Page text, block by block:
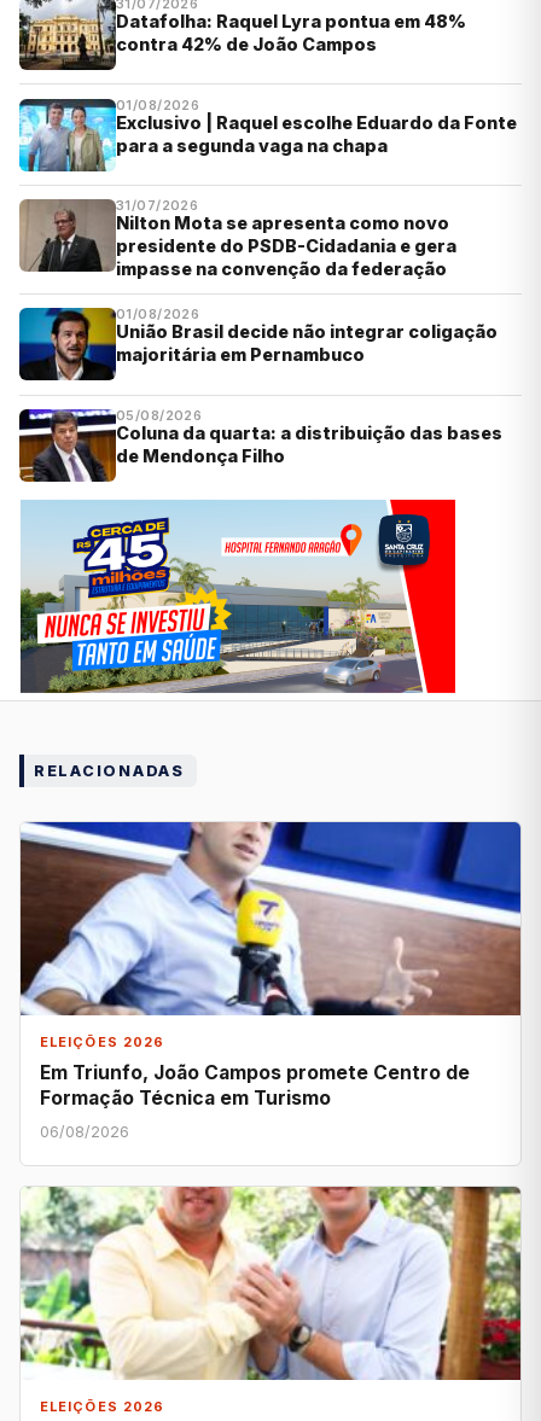
31/07/2026
Datafolha: Raquel Lyra pontua em 48%
contra 42% de João Campos
01/08/2026
Exclusivo | Raquel escolhe Eduardo da Fonte
para a segunda vaga na chapa
31/07/2026
Nilton Mota se apresenta como novo
presidente do PSDB-Cidadania e gera
impasse na convenção da federação
01/08/2026
União Brasil decide não integrar coligação
majoritária em Pernambuco
05/08/2026
Coluna da quarta: a distribuição das bases
de Mendonça Filho
RELACIONADAS
ELEIÇÕES 2026
Em Triunfo, João Campos promete Centro de
Formação Técnica em Turismo
06/08/2026
ELEIÇÕES 2026